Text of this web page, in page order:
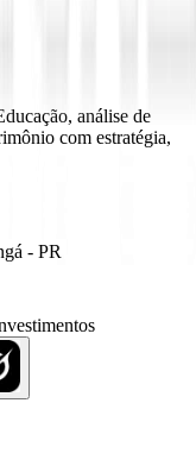
análise de
com estratégia,
- PR